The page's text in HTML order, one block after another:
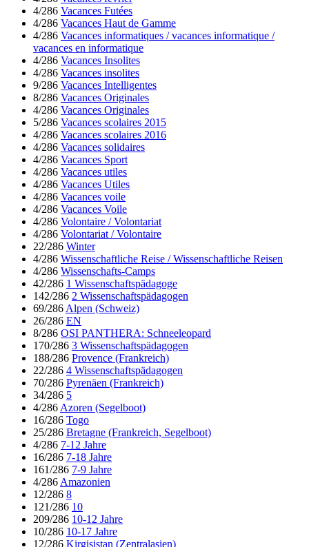
4/286 Vacances Futées
4/286 Vacances Haut de Gamme
4/286 Vacances informatiques / vacances informatique /
vacances en informatique
4/286 Vacances Insolites
4/286 Vacances insolites
9/286 Vacances Intelligentes
8/286 Vacances Originales
4/286 Vacances Originales
5/286 Vacances scolaires 2015
4/286 Vacances scolaires 2016
4/286 Vacances solidaires
4/286 Vacances Sport
4/286 Vacances utiles
4/286 Vacances Utiles
4/286 Vacances voile
4/286 Vacances Voile
4/286 Volontaire / Volontariat
4/286 Volontariat / Volontaire
22/286 Winter
4/286 Wissenschaftliche Reise / Wissenschaftliche Reisen
4/286 Wissenschafts-Camps
42/286 1 Wissenschaftspädagoge
142/286 2 Wissenschaftspädagogen
69/286 Alpen (Schweiz)
26/286 EN
8/286 OSI PANTHERA: Schneeleopard
170/286 3 Wissenschaftspädagogen
188/286 Provence (Frankreich)
22/286 4 Wissenschaftspädagogen
70/286 Pyrenäen (Frankreich)
34/286 5
4/286 Azoren (Segelboot)
16/286 Togo
25/286 Bretagne (Frankreich, Segelboot)
4/286 7-12 Jahre
16/286 7-18 Jahre
161/286 7-9 Jahre
4/286 Amazonien
12/286 8
121/286 10
209/286 10-12 Jahre
10/286 10-17 Jahre
12/286 Kirgisistan (Zentralasien)